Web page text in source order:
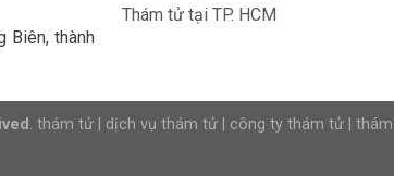
Biên, thành
Thám tử tại TP. HCM
. thám tử dịch vụ thám tử công ty thám tử